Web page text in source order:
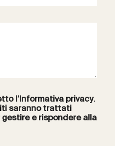
l’Informativa privacy.
saranno trattati
e rispondere alla